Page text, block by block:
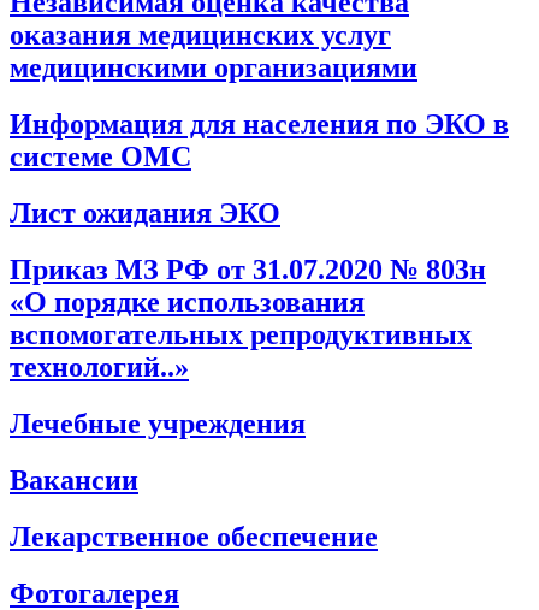
оказания медицинских услуг
медицинскими организациями
Информация для населения по ЭКО в
системе ОМС
Лист ожидания ЭКО
Приказ МЗ РФ от 31.07.2020 № 803н
«О порядке использования
вспомогательных репродуктивных
технологий..»
Лечебные учреждения
Вакансии
Лекарственное обеспечение
Фотогалерея